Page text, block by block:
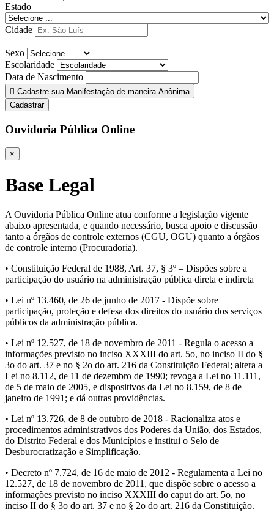
Estado
Cidade
Sexo
Escolaridade
Data de Nascimento
Cadastre sua Manifestação de maneira Anônima
Cadastrar
Ouvidoria Pública Online
×
Base Legal
A Ouvidoria Pública Online atua conforme a legislação vigente
abaixo apresentada, e quando necessário, busca apoio e discussão
tanto a órgãos de controle externos (CGU, OGU) quanto a órgãos
de controle interno (Procuradoria).
• Constituição Federal de 1988, Art. 37, § 3º – Dispões sobre a
participação do usuário na administração pública direta e indireta
• Lei nº 13.460, de 26 de junho de 2017 - Dispõe sobre
participação, proteção e defesa dos direitos do usuário dos serviços
públicos da administração pública.
• Lei nº 12.527, de 18 de novembro de 2011 - Regula o acesso a
informações previsto no inciso XXXIII do art. 5o, no inciso II do §
3o do art. 37 e no § 2o do art. 216 da Constituição Federal; altera a
Lei no 8.112, de 11 de dezembro de 1990; revoga a Lei no 11.111,
de 5 de maio de 2005, e dispositivos da Lei no 8.159, de 8 de
janeiro de 1991; e dá outras providências.
• Lei nº 13.726, de 8 de outubro de 2018 - Racionaliza atos e
procedimentos administrativos dos Poderes da União, dos Estados,
do Distrito Federal e dos Municípios e institui o Selo de
Desburocratização e Simplificação.
• Decreto nº 7.724, de 16 de maio de 2012 - Regulamenta a Lei no
12.527, de 18 de novembro de 2011, que dispõe sobre o acesso a
informações previsto no inciso XXXIII do caput do art. 5o, no
inciso II do § 3o do art. 37 e no § 2o do art. 216 da Constituição.